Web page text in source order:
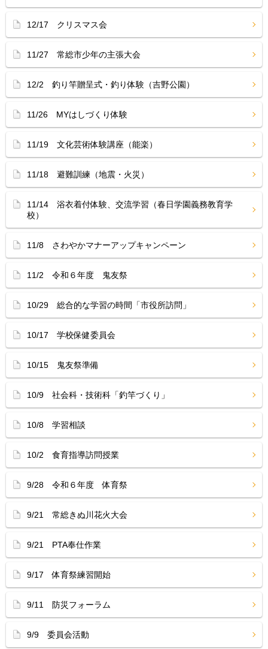
12/17 クリスマス会
11/27 常総市少年の主張大会
12/2 釣り竿贈呈式・釣り体験（吉野公園）
11/26 MYはしづくり体験
11/19 文化芸術体験講座（能楽）
11/18 避難訓練（地震・火災）
11/14 浴衣着付体験、交流学習（春日学園義務教育学
校）
11/8 さわやかマナーアップキャンペーン
11/2 令和６年度 鬼友祭
10/29 総合的な学習の時間「市役所訪問」
10/17 学校保健委員会
10/15 鬼友祭準備
10/9 社会科・技術科「釣竿づくり」
10/8 学習相談
10/2 食育指導訪問授業
9/28 令和６年度 体育祭
9/21 常総きぬ川花火大会
9/21 PTA奉仕作業
9/17 体育祭練習開始
9/11 防災フォーラム
9/9 委員会活動